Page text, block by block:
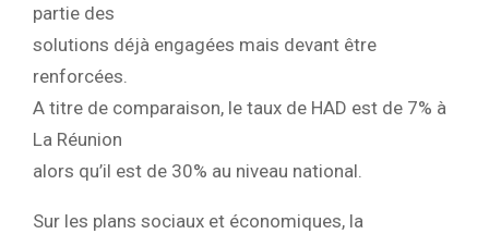
partie des
solutions déjà engagées mais devant être
renforcées.
A titre de comparaison, le taux de HAD est de 7% à
La Réunion
alors qu’il est de 30% au niveau national.
Sur les plans sociaux et économiques, la